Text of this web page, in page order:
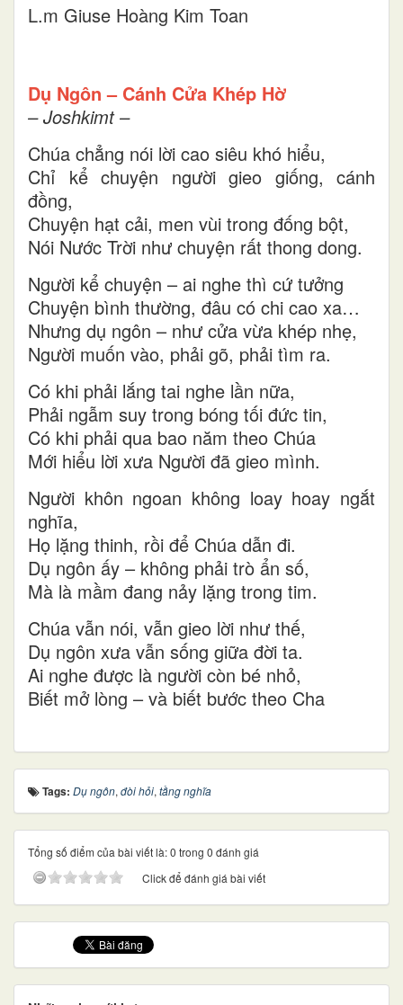
L.m Giuse Hoàng Kim Toan
Dụ Ngôn – Cánh Cửa Khép Hờ
– Joshkimt–
Chúa chẳng nói lời cao siêu khó hiểu,
Chỉ kể chuyện người gieo giống, cánh
đồng,
Chuyện hạt cải, men vùi trong đống bột,
Nói Nước Trời như chuyện rất thong dong.
Người kể chuyện – ai nghe thì cứ tưởng
Chuyện bình thường, đâu có chi cao xa…
Nhưng dụ ngôn – như cửa vừa khép nhẹ,
Người muốn vào, phải gõ, phải tìm ra.
Có khi phải lắng tai nghe lần nữa,
Phải ngẫm suy trong bóng tối đức tin,
Có khi phải qua bao năm theo Chúa
Mới hiểu lời xưa Người đã gieo mình.
Người khôn ngoan không loay hoay ngắt
nghĩa,
Họ lặng thinh, rồi để Chúa dẫn đi.
Dụ ngôn ấy – không phải trò ẩn số,
Mà là mầm đang nảy lặng trong tim.
Chúa vẫn nói, vẫn gieo lời như thế,
Dụ ngôn xưa vẫn sống giữa đời ta.
Ai nghe được là người còn bé nhỏ,
Biết mở lòng – và biết bước theo Cha
Tags: Dụ ngôn, đòi hỏi, tầng nghĩa
Tổng số điểm của bài viết là: 0 trong 0 đánh giá
Click để đánh giá bài viết